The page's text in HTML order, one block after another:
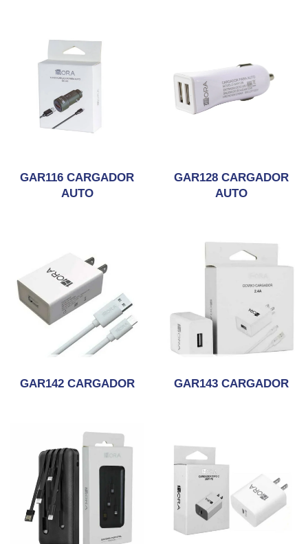
GAR116 CARGADOR
AUTO
GAR128 CARGADOR
AUTO
GAR142 CARGADOR GAR143 CARGADOR